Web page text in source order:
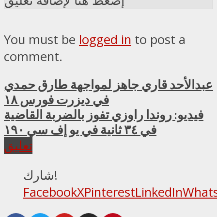
You must be logged in to post a
comment.
عبدالأحد قاري جاهز لمواجهة طارق حمدي
في ديزرت فورس ١٨
فيديو: روندا راوزي تفوز بالضربة القاضية
في ٣٤ ثانية في يو إف سي ١٩٠
تعليق
شارك!
FacebookXPinterestLinkedIn